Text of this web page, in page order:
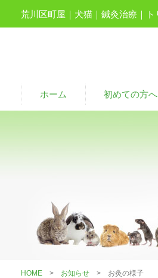
荒川区町屋｜犬猫｜鍼灸治療｜
ホーム 初めての方へ
HOME > お知らせ > お灸の様子